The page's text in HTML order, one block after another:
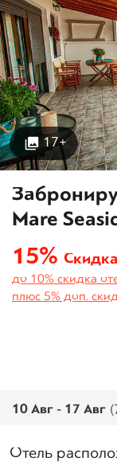
17+
Mare
15% Скидка
до 10% скидка
плюс 5% доп.
10 Авг - 17 Авг
Отель